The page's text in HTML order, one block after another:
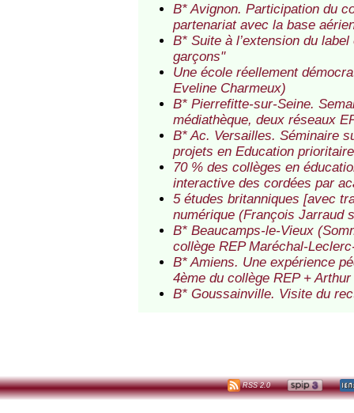
B* Avignon. Participation du
partenariat avec la base
B* Suite à l’extension du
garçons"
Une école réellement
Eveline Charmeux)
B* Pierrefitte-sur-Seine.
médiathèque, deux réseaux
B* Ac. Versailles. Séminaire
projets en Education
70 % des collèges en
interactive des cordées par
5 études britanniques [avec
numérique (François Jarraud
B* Beaucamps-le-Vieux
collège REP Maréchal-
B* Amiens. Une expérience
4ème du collège REP +
B* Goussainville. Visite du
RSS 2.0